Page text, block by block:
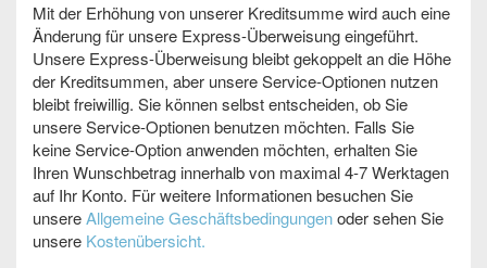
Mit der Erhöhung von unserer Kreditsumme wird auch eine
Änderung für unsere Express-Überweisung eingeführt.
Unsere Express-Überweisung bleibt gekoppelt an die Höhe
der Kreditsummen, aber unsere Service-Optionen nutzen
bleibt freiwillig. Sie können selbst entscheiden, ob Sie
unsere Service-Optionen benutzen möchten. Falls Sie
keine Service-Option anwenden möchten, erhalten Sie
Ihren Wunschbetrag innerhalb von maximal 4-7 Werktagen
auf Ihr Konto. Für weitere Informationen besuchen Sie
unsereAllgemeine Geschäftsbedingungenoder sehen Sie
unsere Kostenübersicht.